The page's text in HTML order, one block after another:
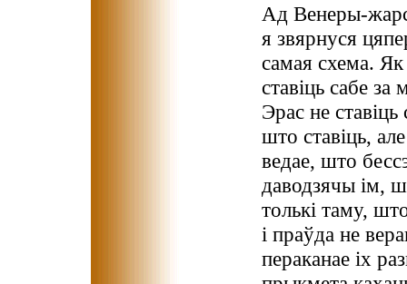
Ад Венеры-
я звярнуся
самая схема.
ставіць сабе за
Эрас не
што ставіць,
ведае, што
даводзячы ім,
толькі таму,
і праўда не
пераканае іх